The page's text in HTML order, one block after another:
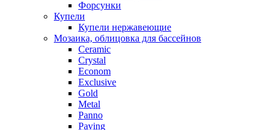
Форсунки
Купели
Купели нержавеющие
Мозаика, облицовка для бассейнов
Ceramic
Crystal
Econom
Exclusive
Gold
Metal
Panno
Paving